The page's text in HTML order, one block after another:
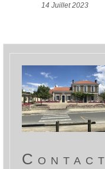
14 Juillet 2023
Contact